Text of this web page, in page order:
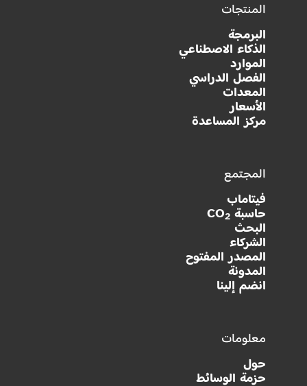
المنتجات
البرمجة
الذكاء الاصطناعي
الموارد
الفصل الدراسي
المعدات
الأسعار
مركز المساعدة
المجتمع
فيتاماب
حاسبة CO 2
البحث
الشركاء
المصدر المفتوح
المدونة
انضم إلينا
معلومات
حول
حزمة الوسائط